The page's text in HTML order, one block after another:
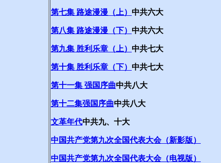
第七集 路途漫漫（上） 中共六大
第八集 路途漫漫（下） 中共六大
第九集 胜利乐章（上） 中共七大
第十集 胜利乐章（下） 中共七大
第十一集 强国序曲中共八大
第十二集强国序曲中共八大
文革年代中共九、十大
中国共产党第九次全国代表大会（新影版）
中国共产党第九次全国代表大会（电视版）